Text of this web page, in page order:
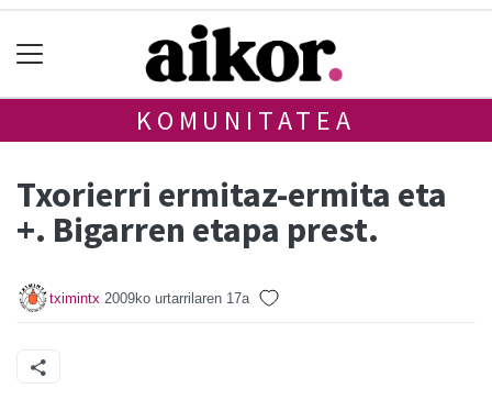
KOMUNITATEA
Txorierri ermitaz-ermita eta
+. Bigarren etapa prest.
tximintx 2009ko urtarrilaren 17a